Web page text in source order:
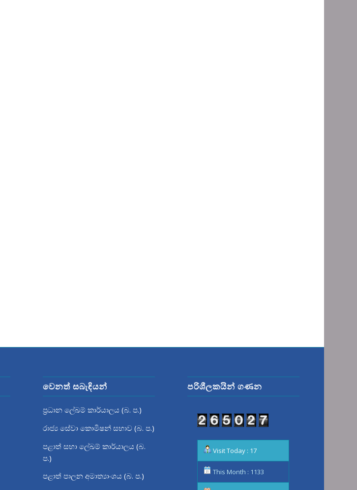
වෙනත් සබැඳියන්
ප්‍රධාන ලේඛම් කාර්යාලය (බ. ප.)
රාජ්‍ය සේවා කොමිෂන් සභාව (බ. ප.)
පළාත් සභා ලේඛම් කාර්යාලය (බ.
ප.)
පළාත් පාලන අමාත්‍යාංශය (බ. ප.)
පරිශීලකයින් ගණන
Visit Today : 17
This Month : 1133